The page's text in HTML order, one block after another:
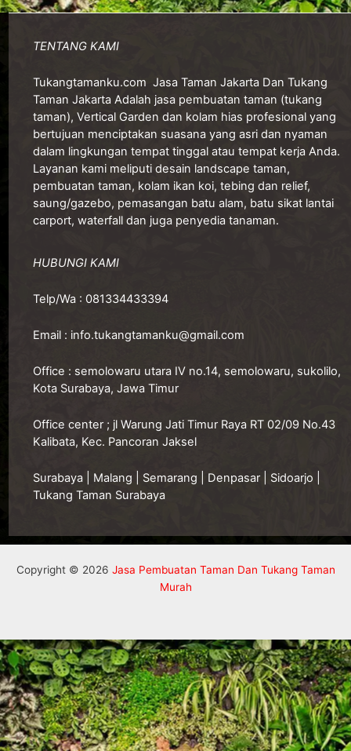
TENTANG KAMI
Tukangtamanku.com Jasa Taman Jakarta Dan Tukang
Taman Jakarta Adalah jasa pembuatan taman (tukang
taman), Vertical Garden dan kolam hias profesional yang
bertujuan menciptakan suasana yang asri dan nyaman
dalam lingkungan tempat tinggal atau tempat kerja Anda.
Layanan kami meliputi desain landscape taman,
pembuatan taman, kolam ikan koi, tebing dan relief,
saung/gazebo, pemasangan batu alam, batu sikat lantai
carport, waterfall dan juga penyedia tanaman.
HUBUNGI KAMI
Telp/Wa : 081334433394
Email : info.tukangtamanku@gmail.com
Office : semolowaru utara IV no.14, semolowaru, sukolilo,
Kota Surabaya, Jawa Timur
Office center ; jl Warung Jati Timur Raya RT 02/09 No.43
Kalibata, Kec. Pancoran Jaksel
Surabaya Malang Semarang Denpasar Sidoarjo
Tukang Taman Surabaya
Copyright © 2026 Jasa Pembuatan Taman Dan Tukang Taman
Murah